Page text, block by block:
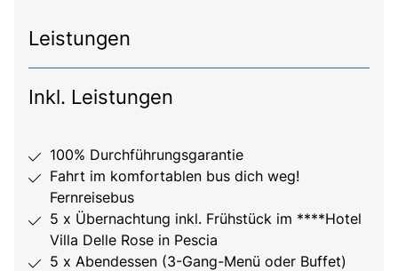
Leistungen
Inkl. Leistungen
100% Durchführungsgarantie
Fahrt im komfortablen bus dich weg!
Fernreisebus
5 x Übernachtung inkl. Frühstück im ****Hotel
Villa Delle Rose in Pescia
5 x Abendessen (3-Gang-Menü oder Buffet)